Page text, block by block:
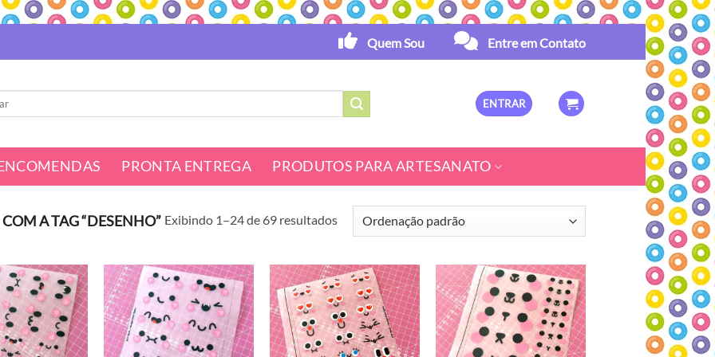
Quem Sou Entre em Contato
ENTRAR
PRONTA ENTREGA PRODUTOS PARA ARTESANATO
A TAG “DESENHO” Exibindo 1–24 de 69 resultados